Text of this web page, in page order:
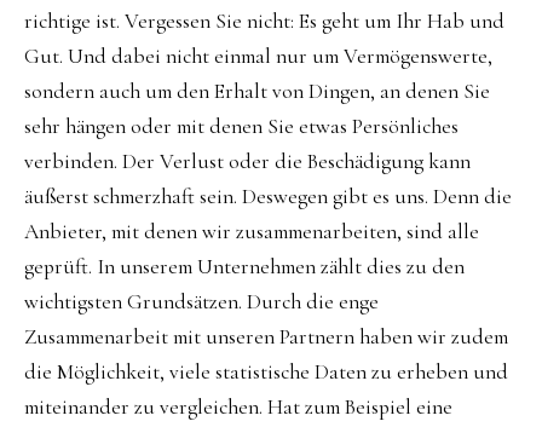
richtige ist. Vergessen Sie nicht: Es geht um Ihr Hab und
Gut. Und dabei nicht einmal nur um Vermögenswerte,
sondern auch um den Erhalt von Dingen, an denen Sie
sehr hängen oder mit denen Sie etwas Persönliches
verbinden. Der Verlust oder die Beschädigung kann
äußerst schmerzhaft sein. Deswegen gibt es uns. Denn die
Anbieter, mit denen wir zusammenarbeiten, sind alle
geprüft. In unserem Unternehmen zählt dies zu den
wichtigsten Grundsätzen. Durch die enge
Zusammenarbeit mit unseren Partnern haben wir zudem
die Möglichkeit, viele statistische Daten zu erheben und
miteinander zu vergleichen. Hat zum Beispiel eine